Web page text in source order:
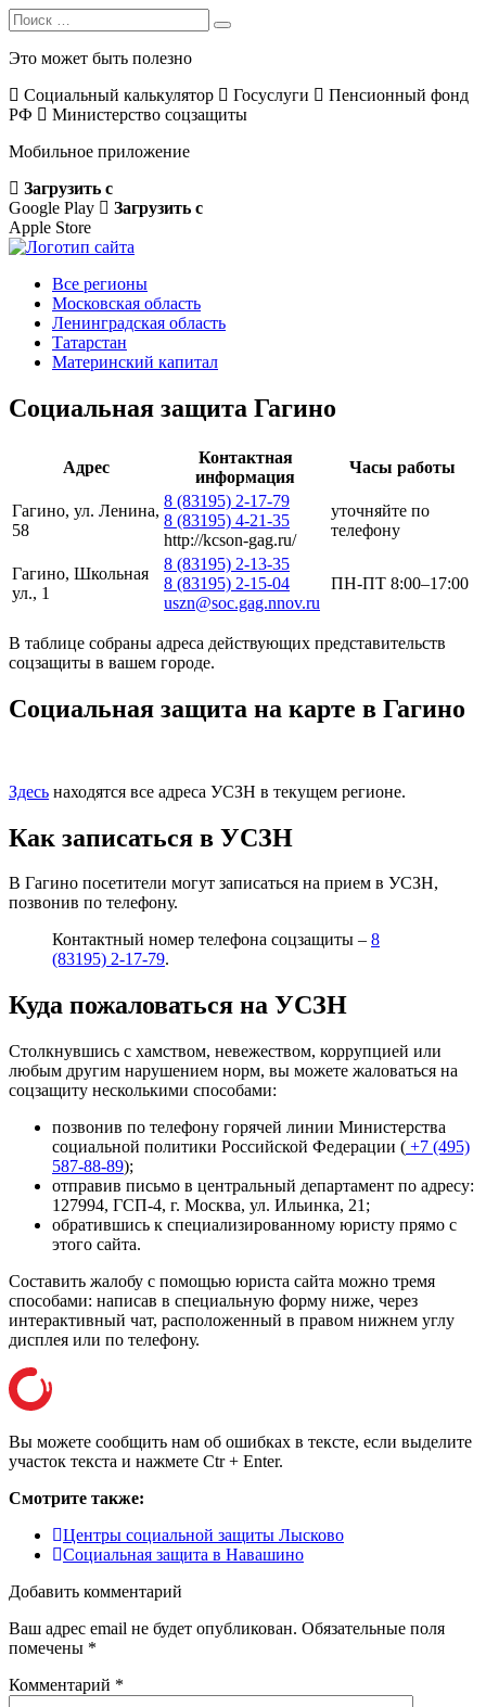
Search
for:
Search
Это может быть полезно
Социальный калькулятор
Госуслуги
Пенсионный фонд
РФ
Министерство соцзащиты
Мобильное приложение
Загрузить с
Google Play
Загрузить с
Apple Store
Все регионы
Московская область
Ленинградская область
Татарстан
Материнский капитал
Социальная защита Гагино
Адрес
Контактная
информация
Часы работы
Гагино, ул. Ленина,
58
8 (83195) 2-17-79
8 (83195) 4-21-35
http://kcson-gag.ru/
уточняйте по
телефону
Гагино, Школьная
ул., 1
8 (83195) 2-13-35
8 (83195) 2-15-04
uszn@soc.gag.nnov.ru
ПН-ПТ 8:00–17:00
В таблице собраны адреса действующих представительств
соцзащиты в вашем городе.
Социальная защита на карте в Гагино
Здесь находятся все адреса УСЗН в текущем регионе.
Как записаться в УСЗН
В Гагино посетители могут записаться на прием в УСЗН,
позвонив по телефону.
Контактный номер телефона соцзащиты – 8
(83195) 2-17-79.
Куда пожаловаться на УСЗН
Столкнувшись с хамством, невежеством, коррупцией или
любым другим нарушением норм, вы можете жаловаться на
соцзащиту несколькими способами:
позвонив по телефону горячей линии Министерства
социальной политики Российской Федерации ( +7 (495)
587-88-89);
отправив письмо в центральный департамент по адресу:
127994, ГСП-4, г. Москва, ул. Ильинка, 21 ;
обратившись к специализированному юристу прямо с
этого сайта.
Составить жалобу с помощью юриста сайта можно тремя
способами: написав в специальную форму ниже, через
интерактивный чат, расположенный в правом нижнем углу
дисплея или по телефону.
Вы можете сообщить нам об ошибках в тексте, если выделите
участок текста и нажмете Ctr + Enter.
Смотрите также:
Центры социальной защиты Лысково
Социальная защита в Навашино
Добавить комментарий
Ваш адрес email не будет опубликован. Обязательные поля
помечены *
Комментарий *